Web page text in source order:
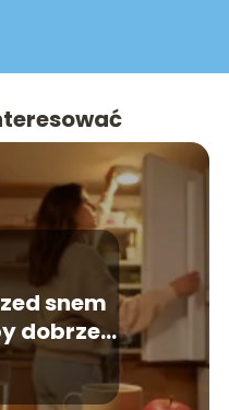
snem
dobrze